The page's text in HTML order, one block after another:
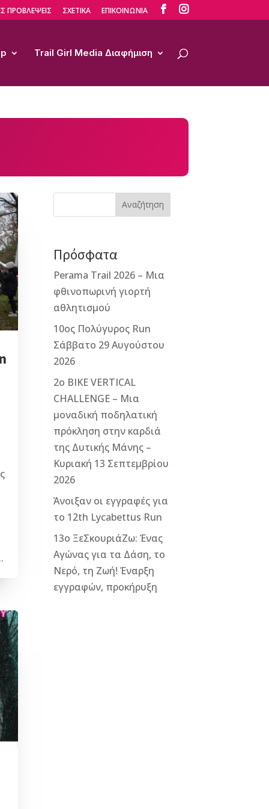
ΠΡΟΒΛΕΨΕΙΣ ΣΧΕΤΙΚΑ ΕΠΙΚΟΙΝΩΝΙΑ  
Trail Girl Media Διαφήμιση
Αναζήτηση
Πρόσφατα
Perama Trail 2026 – Μια
φθινοπωρινή γιορτή
αθλητισμού
10ος Πολύγυρος Run
Σάββατο 29 Αυγούστου
2026
2ο ΒΙΚΕ VERTICAL
CHALLENGE – Μια
μοναδική ποδηλατική
πρόκληση στην καρδιά
της Δυτικής Μάνης –
Κυριακή 13 Σεπτεμβρίου
2026
Άνοιξαν οι εγγραφές για
το 12th Lycabettus Run
13ο ΞεΣκουριάΖω: Ένας
Αγώνας για τα Δάση, το
Νερό, τη Ζωή! Έναρξη
εγγραφών, προκήρυξη